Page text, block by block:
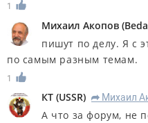
1
Михаил Акопов (
пишут по делу. Я с
по самым разным темам.
1
КT (USSR) R Михаил
А что за форум, не